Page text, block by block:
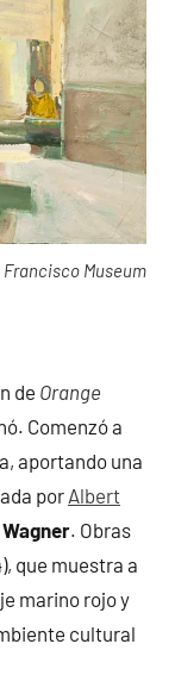
Francisco Museum
de Orange
Comenzó a
aportando una
por Albert
. Obras
que muestra a
marino rojo y
cultural